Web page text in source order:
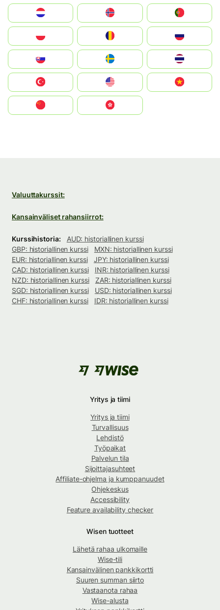
United States
中國香港特別行政區
Valuuttakurssit:
Kansainväliset rahansiirrot:
Kurssihistoria:
AUD: historiallinen kurssi
GBP: historiallinen kurssi
MXN: historiallinen kurssi
EUR: historiallinen kurssi
JPY: historiallinen kurssi
CAD: historiallinen kurssi
INR: historiallinen kurssi
NZD: historiallinen kurssi
ZAR: historiallinen kurssi
SGD: historiallinen kurssi
USD: historiallinen kurssi
CHF: historiallinen kurssi
IDR: historiallinen kurssi
Yritys ja tiimi
Yritys ja tiimi
Turvallisuus
Lehdistö
Työpaikat
Palvelun tila
Sijoittajasuhteet
Affiliate-ohjelma ja kumppanuudet
Ohjekeskus
Accessibility
Feature availability checker
Wisen tuotteet
Lähetä rahaa ulkomaille
Wise-tili
Kansainvälinen pankkikortti
Suuren summan siirto
Vastaanota rahaa
Wise-alusta